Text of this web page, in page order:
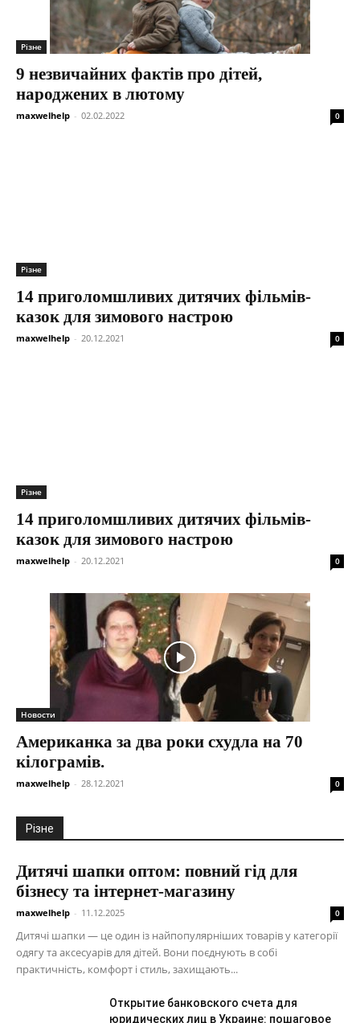
Різне
9 незвичайних фактів про дітей,
народжених в лютому
maxwelhelp - 02.02.2022 0
Різне
14 приголомшливих дитячих фільмів-
казок для зимового настрою
maxwelhelp - 20.12.2021 0
Різне
14 приголомшливих дитячих фільмів-
казок для зимового настрою
maxwelhelp - 20.12.2021 0
Новости
Американка за два роки схудла на 70
кілограмів.
maxwelhelp - 28.12.2021 0
Різне
Дитячі шапки оптом: повний гід для
бізнесу та інтернет-магазину
maxwelhelp - 11.12.2025 0
Дитячі шапки — це один із найпопулярніших товарів у категорії
одягу та аксесуарів для дітей. Вони поєднують в собі
практичність, комфорт і стиль, захищають...
Открытие банковского счета для
юридических лиц в Украине: пошаговое